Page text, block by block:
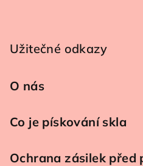
Užitečné odkazy
O nás
Co je pískování skla
Ochrana zásilek před